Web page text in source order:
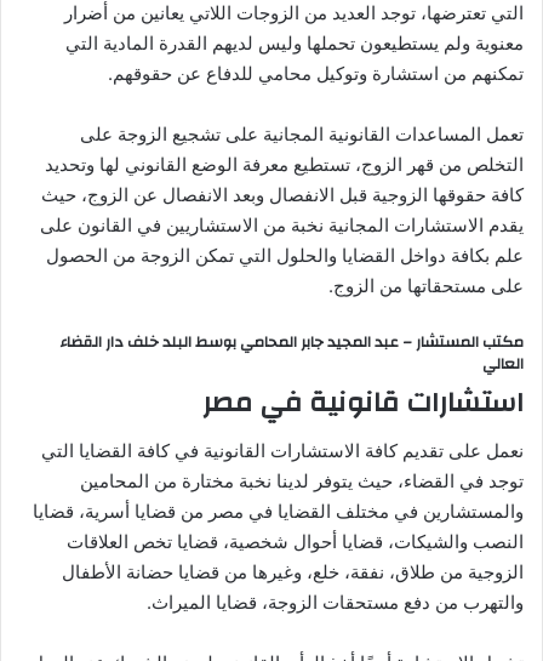
التي تعترضها، توجد العديد من الزوجات اللاتي يعانين من أضرار
معنوية ولم يستطيعون تحملها وليس لديهم القدرة المادية التي
تمكنهم من استشارة وتوكيل محامي للدفاع عن حقوقهم.
تعمل المساعدات القانونية المجانية على تشجيع الزوجة على
التخلص من قهر الزوج، تستطيع معرفة الوضع القانوني لها وتحديد
كافة حقوقها الزوجية قبل الانفصال وبعد الانفصال عن الزوج، حيث
يقدم الاستشارات المجانية نخبة من الاستشاريين في القانون على
علم بكافة دواخل القضايا والحلول التي تمكن الزوجة من الحصول
على مستحقاتها من الزوج.
مكتب المستشار – عبد المجيد جابر المحامي بوسط البلد خلف دار القضاء
العالي
استشارات قانونية في مصر
نعمل على تقديم كافة الاستشارات القانونية في كافة القضايا التي
توجد في القضاء، حيث يتوفر لدينا نخبة مختارة من المحامين
والمستشارين في مختلف القضايا في مصر من قضايا أسرية، قضايا
النصب والشيكات، قضايا أحوال شخصية، قضايا تخص العلاقات
الزوجية من طلاق، نفقة، خلع، وغيرها من قضايا حضانة الأطفال
والتهرب من دفع مستحقات الزوجة، قضايا الميراث.